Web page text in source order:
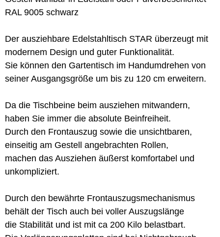
RAL 9005 schwarz
Der ausziehbare Edelstahltisch STAR überzeugt mit
modernem Design und guter Funktionalität.
Sie können den Gartentisch im Handumdrehen von
seiner Ausgangsgröße um bis zu 120 cm erweitern.
Da die Tischbeine beim ausziehen mitwandern,
haben Sie immer die absolute Beinfreiheit.
Durch den Frontauszug sowie die unsichtbaren,
einseitig am Gestell angebrachten Rollen,
machen das Ausziehen äußerst komfortabel und
unkompliziert.
Durch den bewährte Frontauszugsmechanismus
behält der Tisch auch bei voller Auszugslänge
die Stabilität und ist mit ca 200 Kilo belastbart.